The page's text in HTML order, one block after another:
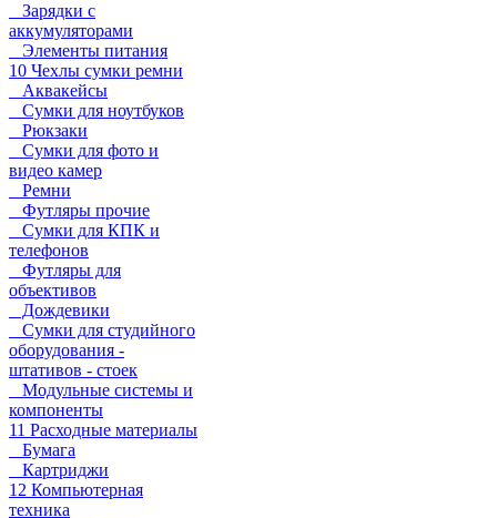
Зарядки с
аккумуляторами
Элементы питания
10 Чехлы сумки ремни
Аквакейсы
Сумки для ноутбуков
Рюкзаки
Сумки для фото и
видео камер
Ремни
Футляры прочие
Сумки для КПК и
телефонов
Футляры для
объективов
Дождевики
Сумки для студийного
оборудования -
штативов - стоек
Модульные системы и
компоненты
11 Расходные материалы
Бумага
Картриджи
12 Компьютерная
техника